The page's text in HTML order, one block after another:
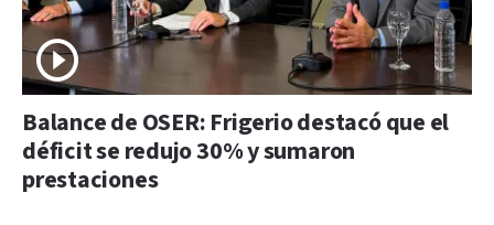
Balance de OSER: Frigerio destacó que el
déficit se redujo 30% y sumaron
prestaciones